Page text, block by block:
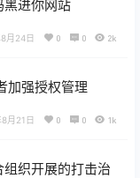
黑进你网站
月24日 0 0 2k
加强授权管理
月21日 0 0 1k
织开展的打击治